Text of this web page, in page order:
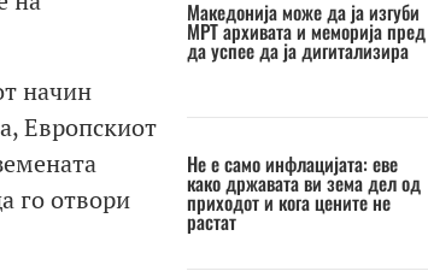
начин
Европскиот
го отвори
Македонија може да ја изгуби
МРТ архивата и меморија пред
да успее да ја дигитализира
Не е само инфлацијата: еве
како државата ви зема дел од
приходот и кога цените не
растат